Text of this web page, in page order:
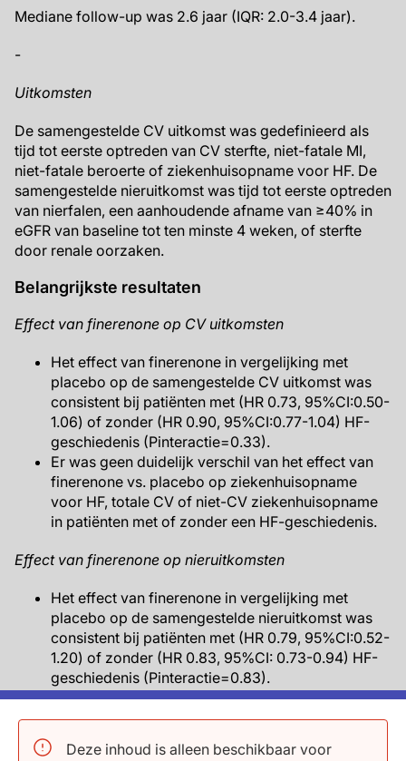
Deze inhoud is alleen beschikbaar voor
Mediane follow-up was 2.6 jaar (IQR: 2.0-3.4 jaar).
-
Uitkomsten
De samengestelde CV uitkomst was gedefinieerd als
tijd tot eerste optreden van CV sterfte, niet-fatale MI,
niet-fatale beroerte of ziekenhuisopname voor HF. De
samengestelde nieruitkomst was tijd tot eerste optreden
van nierfalen, een aanhoudende afname van ≥40% in
eGFR van baseline tot ten minste 4 weken, of sterfte
door renale oorzaken.
Belangrijkste resultaten
Effect van finerenone op CV uitkomsten
Het effect van finerenone in vergelijking met
placebo op de samengestelde CV uitkomst was
consistent bij patiënten met (HR 0.73, 95%CI:0.50-
1.06) of zonder (HR 0.90, 95%CI:0.77-1.04) HF-
geschiedenis (Pinteractie=0.33).
Er was geen duidelijk verschil van het effect van
finerenone vs. placebo op ziekenhuisopname
voor HF, totale CV of niet-CV ziekenhuisopname
in patiënten met of zonder een HF-geschiedenis.
Effect van finerenone op nieruitkomsten
Het effect van finerenone in vergelijking met
placebo op de samengestelde nieruitkomst was
consistent bij patiënten met (HR 0.79, 95%CI:0.52-
1.20) of zonder (HR 0.83, 95%CI: 0.73-0.94) HF-
geschiedenis (Pinteractie=0.83).
Effect van finerenone op HF-uitkomsten
Het effect van finerenone in vergelijking met